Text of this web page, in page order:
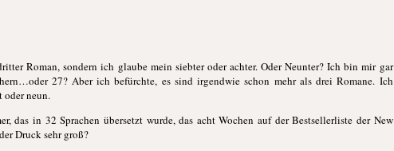
Roman, sondern ich glaube mein siebter oder achter. Oder Neunter? Ich bin mir gar
27? Aber ich befürchte, es sind irgendwie schon mehr als drei Romane. Ich
oder neun.
das in 32 Sprachen übersetzt wurde, das acht Wochen auf der Bestsellerliste der New
Druck sehr groß?